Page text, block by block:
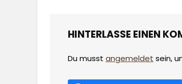
HINTERLASSE EINEN
Du musst angemeldet sein,